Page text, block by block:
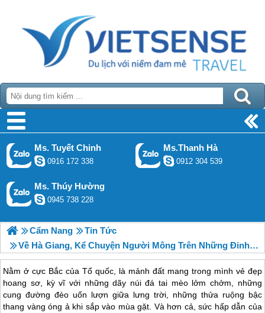
Ms. Tuyết Chinh
0916 172 338
Ms.Thanh Hà
0912 304 539
Ms. Thúy Hường
0945 738 228
Cẩm Nang
Tin Tức
Về Hà Giang, Kể Chuyện Người Mông Trên Những Đỉnh Trời Đá Xám
Nằm ở cực Bắc của Tổ quốc, là mảnh đất mang trong mình vẻ đẹp
hoang sơ, kỳ vĩ với những dãy núi đá tai mèo lởm chởm, những
cung đường đèo uốn lượn giữa lưng trời, những thửa ruộng bậc
thang vàng óng ả khi sắp vào mùa gặt. Và hơn cả, sức hấp dẫn của